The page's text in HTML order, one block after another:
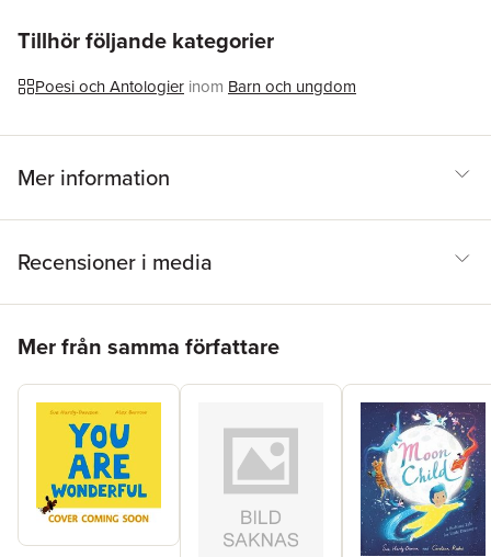
ISBN
Tillhör följande kategorier
Poesi och Antologier inom Barn och ungdom
Mer information
Recensioner i media
Mer från samma författare